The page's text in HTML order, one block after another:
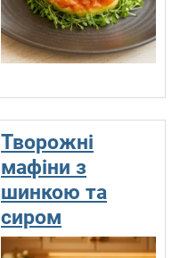
Творожні
мафіни з
шинкою та
сиром